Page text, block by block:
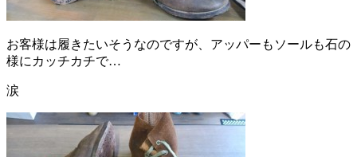
お客様は履きたいそうなのですが、アッパーもソールも石の
様にカッチカチで…
涙